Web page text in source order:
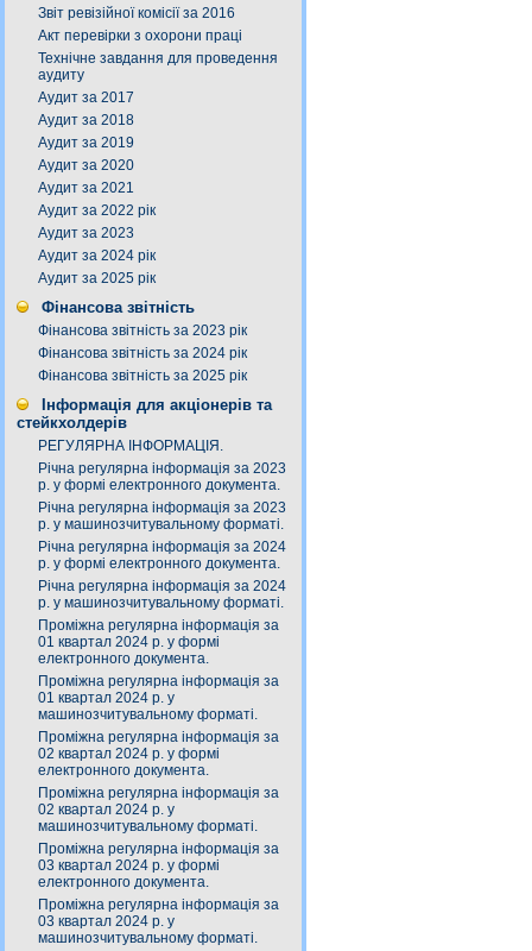
Звіт ревізійної комісії за 2016
Акт перевірки з охорони праці
Технічне завдання для проведення
аудиту
Аудит за 2017
Аудит за 2018
Аудит за 2019
Аудит за 2020
Аудит за 2021
Аудит за 2022 рік
Аудит за 2023
Аудит за 2024 рік
Аудит за 2025 рік
Фінансова звітність
Фінансова звітність за 2023 рік
Фінансова звітність за 2024 рік
Фінансова звітність за 2025 рік
Інформація для акціонерів та
стейкхолдерів
РЕГУЛЯРНА ІНФОРМАЦІЯ.
Річна регулярна інформація за 2023
р. у формі електронного документа.
Річна регулярна інформація за 2023
р. у машинозчитувальному форматі.
Річна регулярна інформація за 2024
р. у формі електронного документа.
Річна регулярна інформація за 2024
р. у машинозчитувальному форматі.
Проміжна регулярна інформація за
01 квартал 2024 р. у формі
електронного документа.
Проміжна регулярна інформація за
01 квартал 2024 р. у
машинозчитувальному форматі.
Проміжна регулярна інформація за
02 квартал 2024 р. у формі
електронного документа.
Проміжна регулярна інформація за
02 квартал 2024 р. у
машинозчитувальному форматі.
Проміжна регулярна інформація за
03 квартал 2024 р. у формі
електронного документа.
Проміжна регулярна інформація за
03 квартал 2024 р. у
машинозчитувальному форматі.